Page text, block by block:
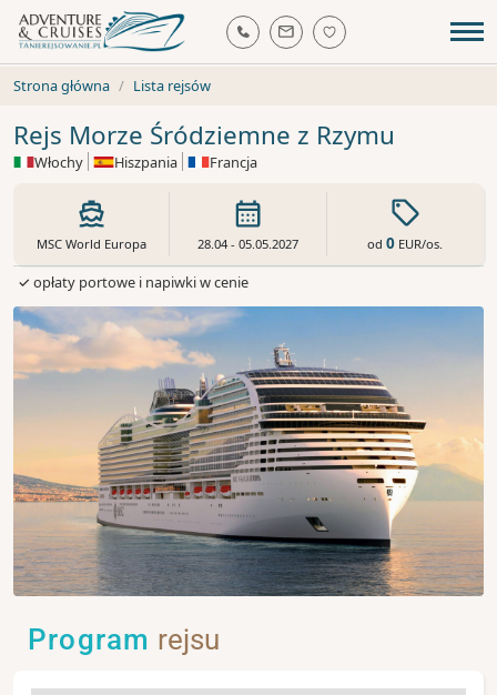
Strona główna Lista rejsów
Rejs Morze Śródziemne z Rzymu
Włochy Hiszpania Francja
MSC World Europa 28.04 - 05.05.2027 od0 EUR/os.
✓ opłaty portowe i napiwki w cenie
Program rejsu